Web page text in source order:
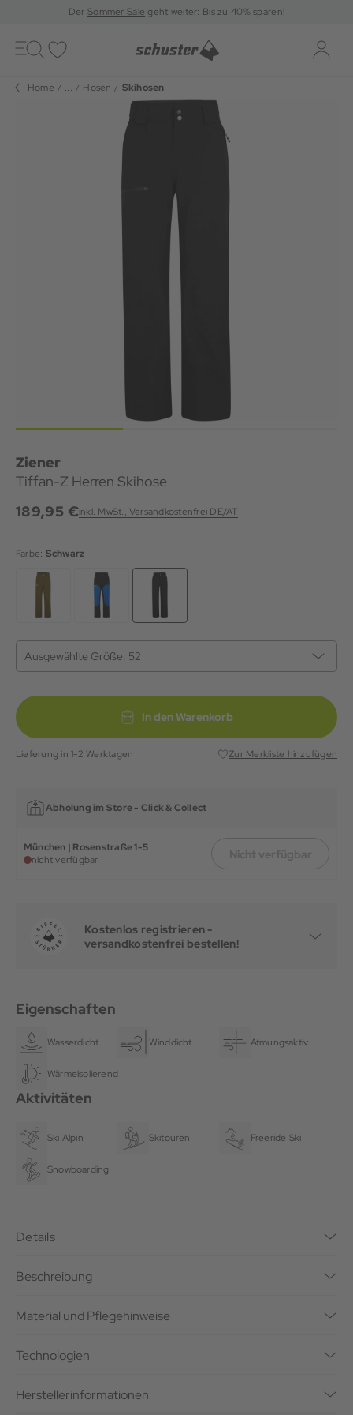
DerSommer Sale geht weiter: Bis zu 40% sparen!
Toggle
navigation
Home ... Hosen Skihosen
Ziener
Tiffan-Z Herren Skihose
189,95 €inkl. MwSt., Versandkostenfrei DE/AT
Farbe: Schwarz
Ausgewählte Größe: 52
In den Warenkorb
Lieferung in 1-2 Werktagen Zur Merkliste hinzufügen
Abholung im Store - Click & Collect
München | Rosenstraße 1-5
nicht verfügbar
Kostenlos registrieren -
versandkostenfrei bestellen!
Eigenschaften
Wasserdicht Winddicht Atmungsaktiv
Wärmeisolierend
Aktivitäten
Ski Alpin Skitouren Freeride Ski
Snowboarding
Details
Beschreibung
Material und Pflegehinweise
Technologien
Herstellerinformationen